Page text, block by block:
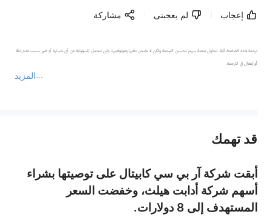
إعجاب لم يعجبنى مشاركة
المزيد
ترجمة هذه الصفحة آلية. تحاول منصة سهم تحسين الترجمة ولكن لا تضمن دقتها وموثوقيتها، ولن تتحمل المسؤولية عن أي خسارة أو ضرر بسبب عدم دقة
أو إغفال في الترجمة.
عند الضرورة، يرجى استشارة مستشار استثمار محترف. لا تقدم منصة سهم أي مشورة استثمارية، ولا تقدم أي التزامات أو ضمانات.
قد تهمك
أبقت شركة آر بي سي كابيتال على توصيتها بشراء
أسهم شركة أدابت هيلث، وخفضت السعر
المستهدف إلى 8 دولارات.